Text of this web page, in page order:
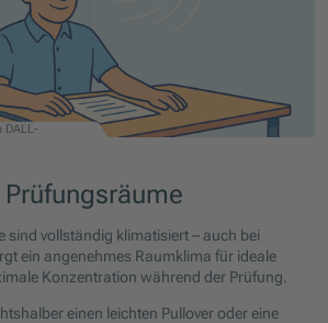
DALL-
eine sommerliche Prüfungsszene, vollständig in
mittleren Alters an einem Schreibtisch. Er wirkt
steht in großer blauer Schrift der Titel: „Cool bleiben
klimatisierten Prüfungsräume lassen Sie nicht ins
durch den einheitlich blauen Farbstil eine ruhige,
sind vollständig klimatisiert – auch bei
ein angenehmes Raumklima für ideale
Konzentration während der Prüfung.
einen leichten Pullover oder eine